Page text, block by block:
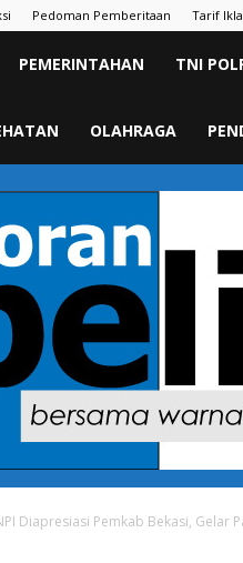
Pedoman Pemberitaan Tarif
PEMERINTAHAN TNI
OLAHRAGA
Diapresiasi Pemkab Bekasi, Gelar